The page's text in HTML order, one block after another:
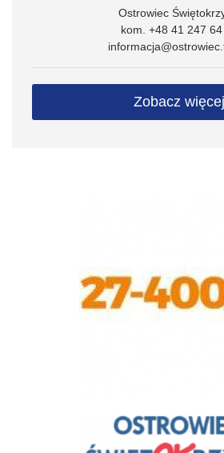
Ostrowiec
kom. +48 41 247
Zobacz więcej